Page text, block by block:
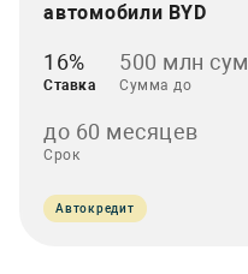
автомобили BYD
16%
Ставка
500 млн сум
Сумма до
до 60 месяцев
Срок
Автокредит